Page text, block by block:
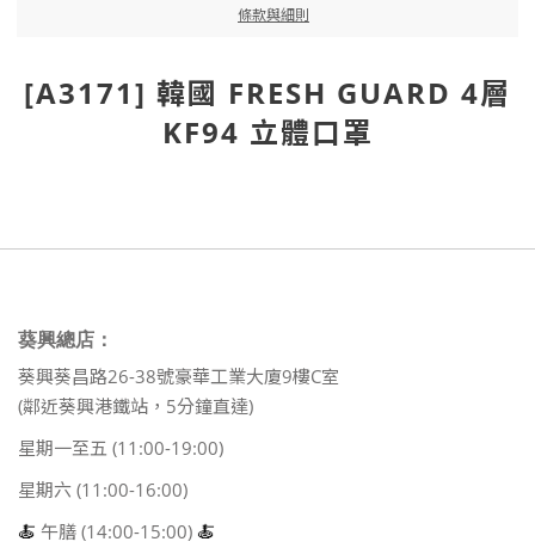
條款與細則
[A3171] 韓國 FRESH GUARD 4層
KF94 立體口罩
葵興總店：
葵興葵昌路26-38號豪華工業大廈9樓C室
(鄰近葵興港鐵站，5分鐘直達)
星期一至五 (11:00-19:00)
星期六 (11:00-16:00)
🍝 午膳 (14:00-15:00) 🍝